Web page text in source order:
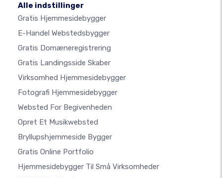
Alle indstillinger
Gratis Hjemmesidebygger
E-Handel Webstedsbygger
Gratis Domæneregistrering
Gratis Landingsside Skaber
Virksomhed Hjemmesidebygger
Fotografi Hjemmesidebygger
Websted For Begivenheden
Opret Et Musikwebsted
Bryllupshjemmeside Bygger
Gratis Online Portfolio
Hjemmesidebygger Til Små Virksomheder